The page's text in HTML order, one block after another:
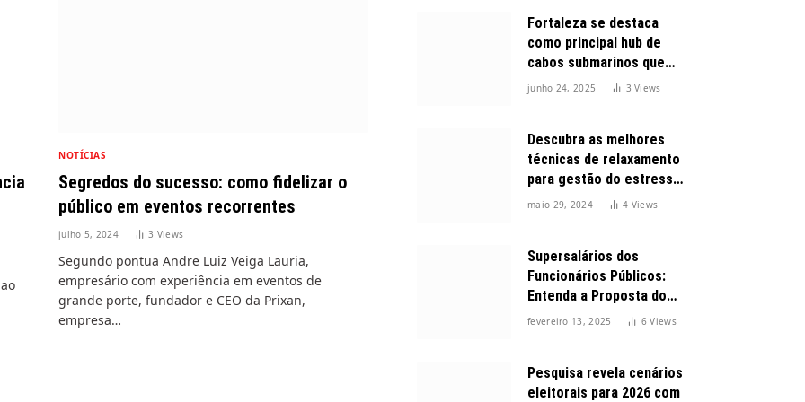
NOTÍCIAS
Segredos do sucesso: como fidelizar o
público em eventos recorrentes
julho 5, 2024 3 Views
Segundo pontua Andre Luiz Veiga Lauria,
empresário com experiência em eventos de
grande porte, fundador e CEO da Prixan,
empresa…
Fortaleza se destaca
como principal hub de
cabos submarinos que
conectam o Brasil ao
junho 24, 2025 3Views
Descubra as melhores
técnicas de relaxamento
para gestão do estresse
durante o dia
maio 29, 2024 4 Views
Supersalários dos
Funcionários Públicos:
Entenda a Proposta do
Governo para Limitar
fevereiro 13, 2025 6Views
Pesquisa revela cenários
eleitorais para 2026 com